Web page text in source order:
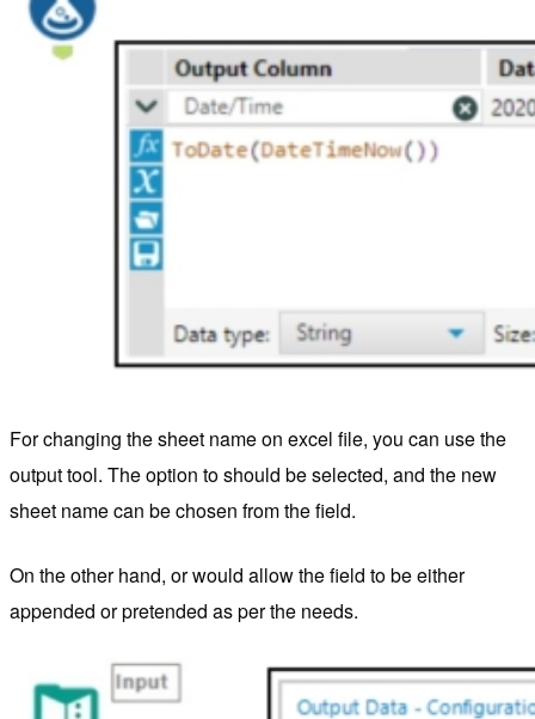
For changing the sheet name on excel file, you can use the
output tool. The option to should be selected, and the new
sheet name can be chosen from the field.
On the other hand, or would allow the field to be either
appended or pretended as per the needs.